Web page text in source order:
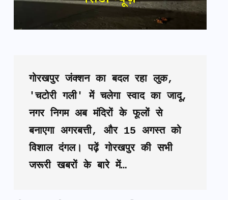
गोरखपुर जंक्शन का बदल रहा लुक,
'चटोरी गली' में चलेगा स्वाद का जादू,
नगर निगम अब मंदिरों के फूलों से
बनाएगा अगरबत्ती, और 15 अगस्त को
विशाल दंगल। पढ़ें गोरखपुर की सभी
जरूरी खबरों के बारे में…